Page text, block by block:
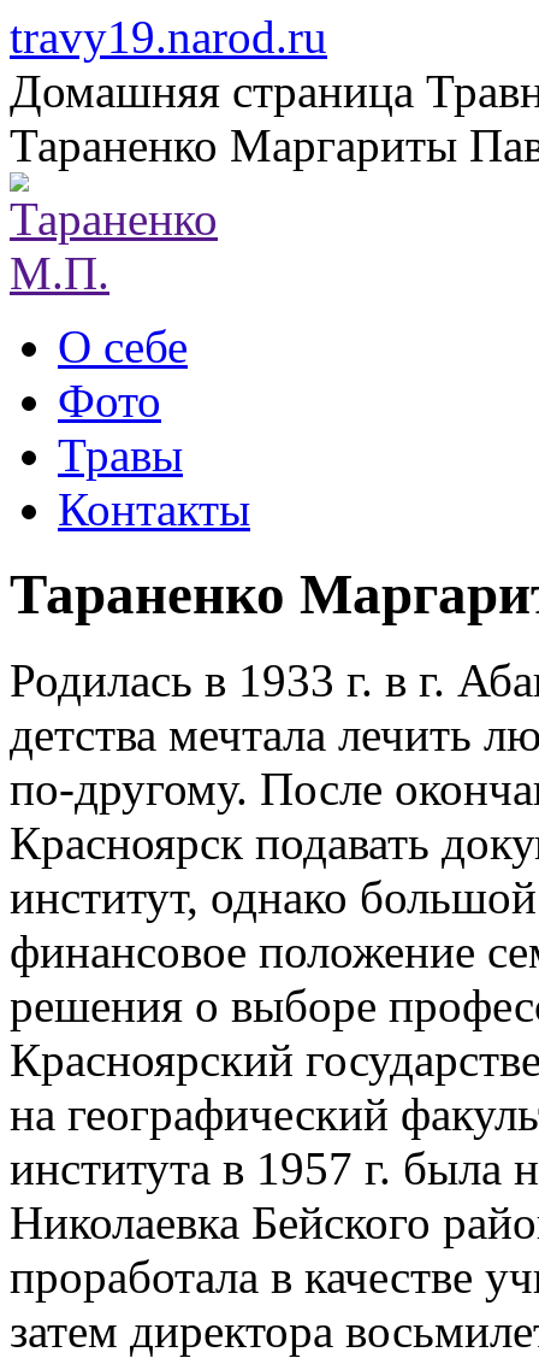
travy19.narod.ru
Домашняя страница
Тараненко Маргариты
О себе
Фото
Травы
Контакты
Тараненко
Родилась в 1933 г. в г.
детства мечтала лечить
по-другому. После
Красноярск подавать
институт, однако
финансовое положение
решения о выборе
Красноярский
на географический
института в 1957 г. была
Николаевка Бейского
проработала в качестве
затем директора